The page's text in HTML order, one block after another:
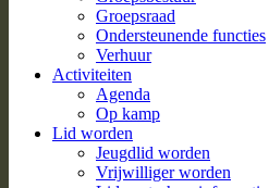
Groepsraad
Ondersteunende functies
Verhuur
Activiteiten
Agenda
Op kamp
Lid worden
Jeugdlid worden
Vrijwilliger worden